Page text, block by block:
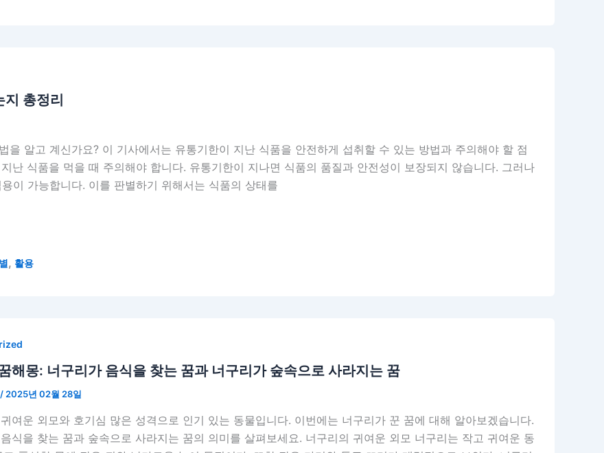
지 총정리
을 알고 계신가요? 이 기사에서는 유통기한이 지난 식품을 안전하게 섭취할 수 있는 방법과 주의해야 할 점
난 식품을 먹을 때 주의해야 합니다. 유통기한이 지나면 식품의 품질과 안전성이 보장되지 않습니다. 그러나
이 가능합니다. 이를 판별하기 위해서는 식품의 상태를
, 활용
해몽: 너구리가 음식을 찾는 꿈과 너구리가 숲속으로 사라지는 꿈
/ 2025년 02월 28일
여운 외모와 호기심 많은 성격으로 인기 있는 동물입니다. 이번에는 너구리가 꾼 꿈에 대해 알아보겠습니다.
식을 찾는 꿈과 숲속으로 사라지는 꿈의 의미를 살펴보세요. 너구리의 귀여운 외모 너구리는 작고 귀여운 동